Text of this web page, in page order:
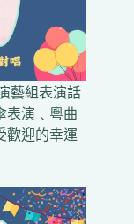
藝組表演話
表演﹑粵曲
歡迎的幸運